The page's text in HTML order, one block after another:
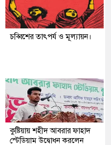
চব্বিশের তাৎপর্য ও মূল্যায়ন।
কুষ্টিয়ায় শহীদ আবরার ফাহাদ
স্টেডিয়াম উদ্বোধন করলেন